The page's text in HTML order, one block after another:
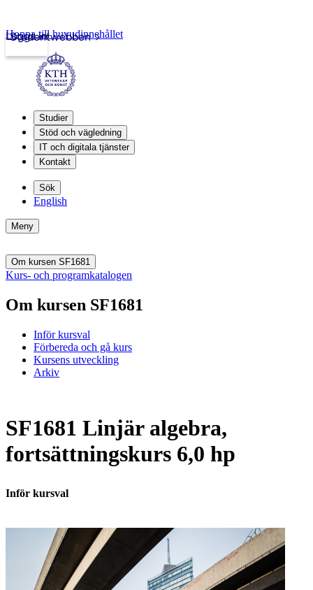
Studentwebben
Logga in
Hoppa till huvudinnehållet
Studier
Stöd och vägledning
IT och digitala tjänster
Kontakt
Sök
English
Meny
Om kursen SF1681
Kurs- och programkatalogen
Om kursen SF1681
Inför kursval
Förbereda och gå kurs
Kursens utveckling
Arkiv
SF1681 Linjär algebra,
fortsättningskurs 6,0 hp
Inför kursval